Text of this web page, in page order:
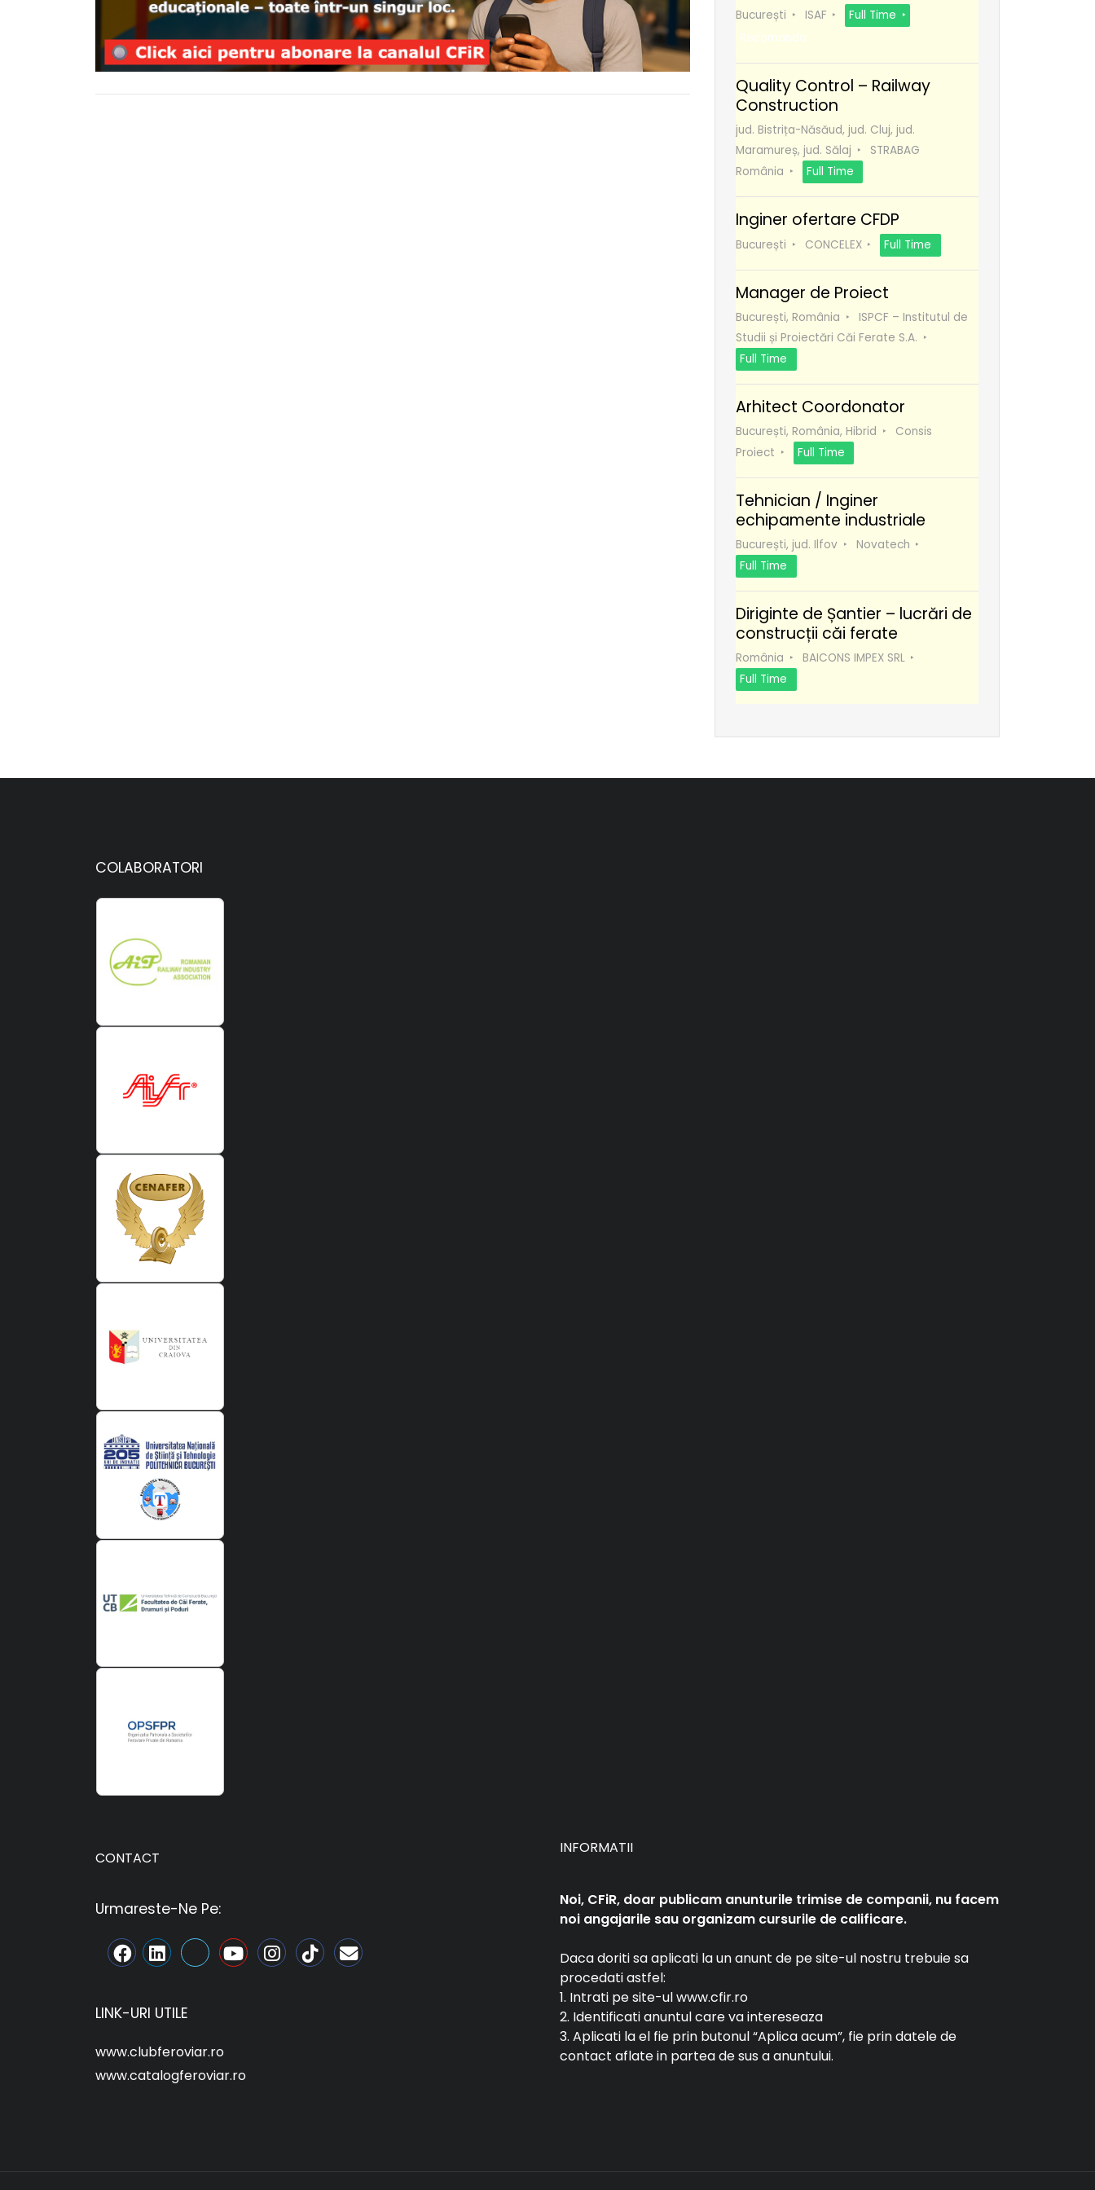
București ISAF
Full Time
Recomanda
Quality Control – Railway
Construction
jud. Bistrița-Năsăud, jud. Cluj, jud.
Maramureș, jud. Sălaj
STRABAG
România
Full Time
Inginer ofertare CFDP
București CONCELEX Full Time
Manager de Proiect
București, România
ISPCF – Institutul de
Studii și Proiectări Căi Ferate S.A.
Full Time
Arhitect Coordonator
București, România, Hibrid
Consis
Proiect
Full Time
Tehnician / Inginer
echipamente industriale
București, jud. Ilfov
Novatech
Full Time
Diriginte de Șantier – lucrări de
construcții căi ferate
România
BAICONS IMPEX SRL
Full Time
COLABORATORI
CONTACT
Urmareste-Ne Pe:
LINK-URI UTILE
www.clubferoviar.ro
www.catalogferoviar.ro
INFORMATII
Noi, CFiR, doar publicam anunturile trimise de companii, nu facem
noi angajarile sau organizam cursurile de calificare.
Daca doriti sa aplicati la un anunt de pe site-ul nostru trebuie sa
procedati astfel:
1. Intrati pe site-ul www.cfir.ro
2. Identificati anuntul care va intereseaza
3. Aplicati la el fie prin butonul “Aplica acum”, fie prin datele de
contact aflate in partea de sus a anuntului.